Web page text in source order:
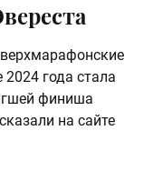
года стала
финиша
на сайте